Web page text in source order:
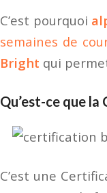
C’est pourquoi
semaines de
Bright qui
Qu’est-ce que
C’est une